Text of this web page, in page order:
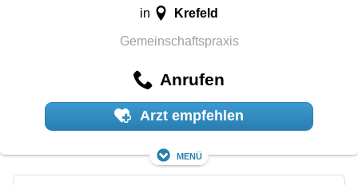
in Krefeld
Gemeinschaftspraxis
Anrufen
Arzt empfehlen
Menü